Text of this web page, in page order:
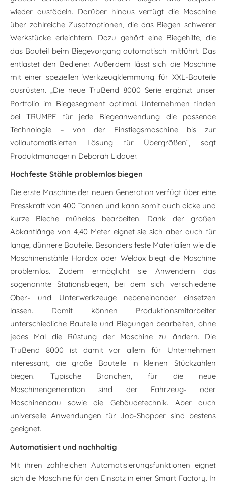
wieder ausfädeln. Darüber hinaus verfügt die Maschine
über zahlreiche Zusatzoptionen, die das Biegen schwerer
Werkstücke erleichtern. Dazu gehört eine Biegehilfe, die
das Bauteil beim Biegevorgang automatisch mitführt. Das
entlastet den Bediener. Außerdem lässt sich die Maschine
mit einer speziellen Werkzeugklemmung für XXL-Bauteile
ausrüsten. „Die neue TruBend 8000 Serie ergänzt unser
Portfolio im Biegesegment optimal. Unternehmen finden
bei TRUMPF für jede Biegeanwendung die passende
Technologie – von der Einstiegsmaschine bis zur
vollautomatisierten Lösung für Übergrößen“, sagt
Produktmanagerin Deborah Lidauer.
Hochfeste Stähle problemlos biegen
Die erste Maschine der neuen Generation verfügt über eine
Presskraft von 400 Tonnen und kann somit auch dicke und
kurze Bleche mühelos bearbeiten. Dank der großen
Abkantlänge von 4,40 Meter eignet sie sich aber auch für
lange, dünnere Bauteile. Besonders feste Materialien wie die
Maschinenstähle Hardox oder Weldox biegt die Maschine
problemlos. Zudem ermöglicht sie Anwendern das
sogenannte Stationsbiegen, bei dem sich verschiedene
Ober- und Unterwerkzeuge nebeneinander einsetzen
lassen. Damit können Produktionsmitarbeiter
unterschiedliche Bauteile und Biegungen bearbeiten, ohne
jedes Mal die Rüstung der Maschine zu ändern. Die
TruBend 8000 ist damit vor allem für Unternehmen
interessant, die große Bauteile in kleinen Stückzahlen
biegen. Typische Branchen, für die neue
Maschinengeneration sind der Fahrzeug- oder
Maschinenbau sowie die Gebäudetechnik. Aber auch
universelle Anwendungen für Job-Shopper sind bestens
geeignet.
Automatisiert und nachhaltig
Mit ihren zahlreichen Automatisierungsfunktionen eignet
sich die Maschine für den Einsatz in einer Smart Factory. In